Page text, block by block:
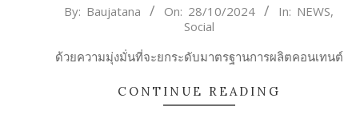
2024-
28
By: Baujatana On: 28/10/2024 In: NEWS,
Social
ด้วยความมุ่งมั่นที่จะยกระดับมาตรฐานการผลิตคอนเทนต์
CONTINUE READING